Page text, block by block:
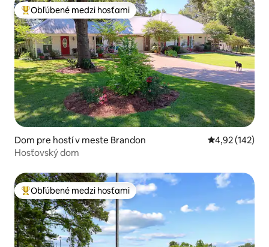
Najobľúbenejšie medzi hosťami
Obľúbené medzi hosťami
Dom pre hostí v meste Brandon Priemerné
4,92 (142)
Hosťovský dom
Najobľúbenejšie medzi hosťami
Obľúbené medzi hosťami